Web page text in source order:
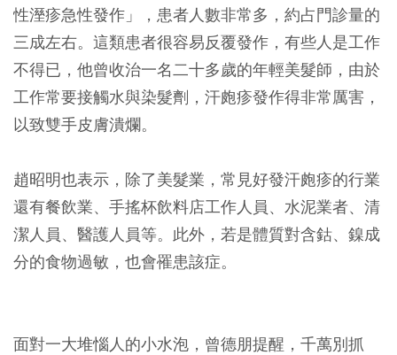
性溼疹急性發作」，患者人數非常多，約占門診量的
三成左右。這類患者很容易反覆發作，有些人是工作
不得已，他曾收治一名二十多歲的年輕美髮師，由於
工作常要接觸水與染髮劑，汗皰疹發作得非常厲害，
以致雙手皮膚潰爛。
趙昭明也表示，除了美髮業，常見好發汗皰疹的行業
還有餐飲業、手搖杯飲料店工作人員、水泥業者、清
潔人員、醫護人員等。此外，若是體質對含鈷、鎳成
分的食物過敏，也會罹患該症。
面對一大堆惱人的小水泡，曾德朋提醒，千萬別抓